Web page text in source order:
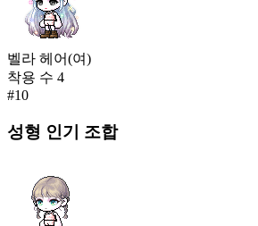
벨라 헤어(여)
착용 수 4
#10
성형 인기 조합